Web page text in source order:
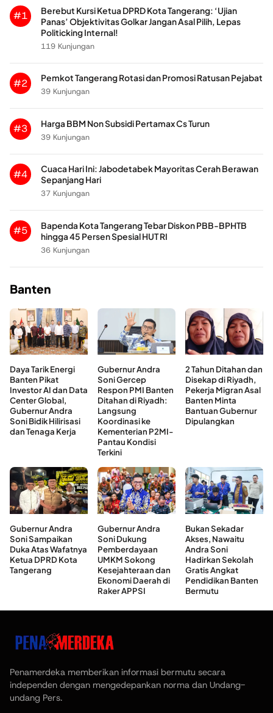
#1
Berebut Kursi Ketua DPRD Kota Tangerang: ‘Ujian
Panas’ Objektivitas Golkar Jangan Asal Pilih, Lepas
Politicking Internal!
119 Kunjungan
#2
Pemkot Tangerang Rotasi dan Promosi Ratusan Pejabat
39 Kunjungan
#3
Harga BBM Non Subsidi Pertamax Cs Turun
39 Kunjungan
#4
Cuaca Hari Ini: Jabodetabek Mayoritas Cerah Berawan
Sepanjang Hari
37 Kunjungan
#5
Bapenda Kota Tangerang Tebar Diskon PBB-BPHTB
hingga 45 Persen Spesial HUT RI
36 Kunjungan
Banten
Daya Tarik Energi
Banten Pikat
Investor AI dan Data
Center Global,
Gubernur Andra
Soni Bidik Hilirisasi
dan Tenaga Kerja
Gubernur Andra
Soni Gercep
Respon PMI Banten
Ditahan di Riyadh:
Langsung
Koordinasi ke
Kementerian P2MI-
Pantau Kondisi
Terkini
2 Tahun Ditahan dan
Disekap di Riyadh,
Pekerja Migran Asal
Banten Minta
Bantuan Gubernur
Dipulangkan
Gubernur Andra
Soni Sampaikan
Duka Atas Wafatnya
Ketua DPRD Kota
Tangerang
Gubernur Andra
Soni Dukung
Pemberdayaan
UMKM Sokong
Kesejahteraan dan
Ekonomi Daerah di
Raker APPSI
Bukan Sekadar
Akses, Nawaitu
Andra Soni
Hadirkan Sekolah
Gratis Angkat
Pendidikan Banten
Bermutu
Penamerdeka memberikan informasi bermutu secara
independen dengan mengedepankan norma dan Undang-
undang Pers.